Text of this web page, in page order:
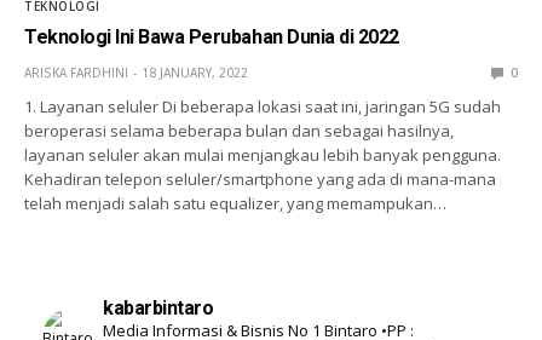
TEKNOLOGI
Teknologi Ini Bawa Perubahan Dunia di 2022
ARISKA FARDHINI 18 JANUARY, 2022 0
1. Layanan seluler Di beberapa lokasi saat ini, jaringan 5G sudah
beroperasi selama beberapa bulan dan sebagai hasilnya,
layanan seluler akan mulai menjangkau lebih banyak pengguna.
Kehadiran telepon seluler/smartphone yang ada di mana-mana
telah menjadi salah satu equalizer, yang memampukan…
kabarbintaro
Media Informasi & Bisnis No 1 Bintaro •PP :